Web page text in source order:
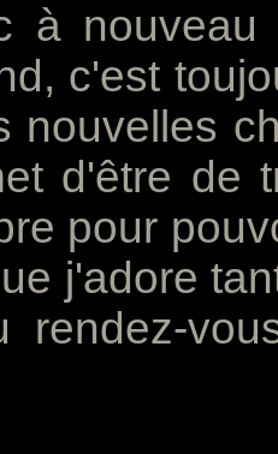
à
c'est
nouvelles
d'être de
pour
j'adore
rendez-